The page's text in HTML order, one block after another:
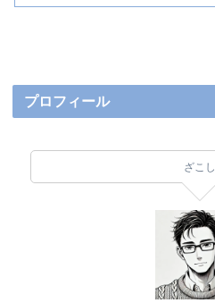
プロフィール
ざこし